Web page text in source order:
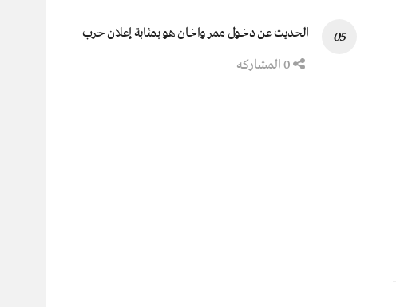
الحديث عن دخول ممر واخان هو بمثابة إعلان حرب